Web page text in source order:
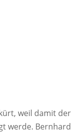
weil damit der
werde.